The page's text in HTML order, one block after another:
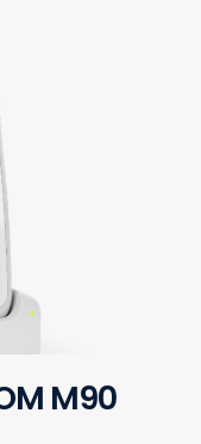
M90